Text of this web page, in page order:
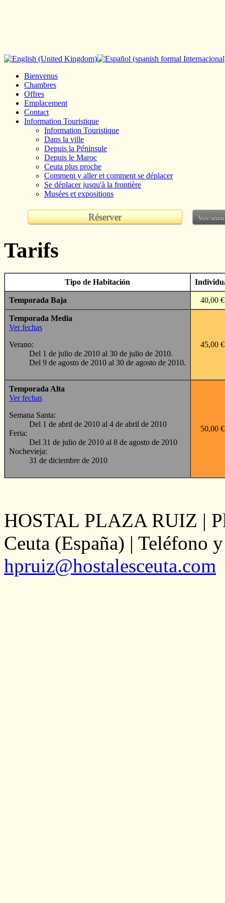
Bienvenus
Chambres
Offres
Emplacement
Contact
Information Touristique
Information Touristique
Dans la ville
Depuis la Péninsule
Depuis le Maroc
Ceuta plus proche
Comment y aller et comment se déplacer
Se déplacer jusqu'à la frontière
Musées et expositions
Réserver Voir/
Tarifs
Tipo de Habitación
Temporada Baja 40,00 €
Temporada Media
Ver fechas
Verano:
Del 1 de julio de 2010 al 30 de julio de 2010.
Del 9 de agosto de 2010 al 30 de agosto de 2010.
45,00 €
Temporada Alta
Ver fechas
Semana Santa:
Del 1 de abril de 2010 al 4 de abril de 2010
Feria:
Del 31 de julio de 2010 al 8 de agosto de 2010
Nochevieja:
31 de diciembre de 2010
50,00 €
HOSTAL PLAZA RUIZ |
Ceuta (España) | Teléfono
hpruiz@hostalesceuta.com